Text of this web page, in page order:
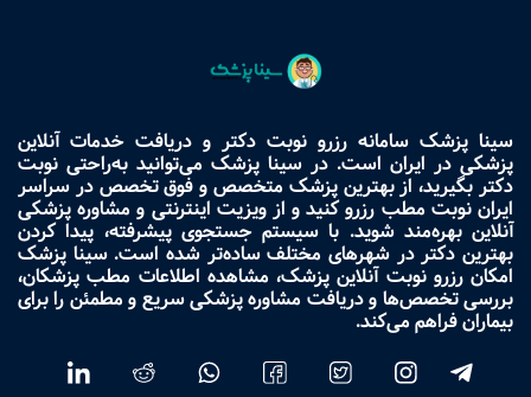
سینا پزشک سامانه رزرو نوبت دکتر و دریافت خدمات آنلاین
پزشکی در ایران است. در سینا پزشک می‌توانید به‌راحتی نوبت
دکتر بگیرید، از بهترین پزشک متخصص و فوق تخصص در سراسر
ایران نوبت مطب رزرو کنید و از ویزیت اینترنتی و مشاوره پزشکی
آنلاین بهره‌مند شوید. با سیستم جستجوی پیشرفته، پیدا کردن
بهترین دکتر در شهرهای مختلف ساده‌تر شده است. سینا پزشک
امکان رزرو نوبت آنلاین پزشک، مشاهده اطلاعات مطب پزشکان،
بررسی تخصص‌ها و دریافت مشاوره پزشکی سریع و مطمئن را برای
بیماران فراهم می‌کند.